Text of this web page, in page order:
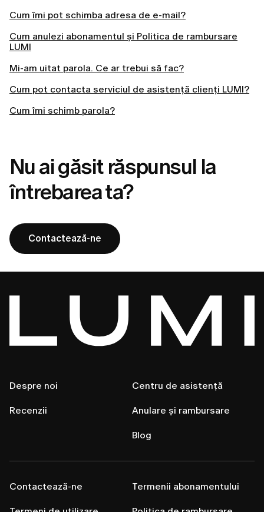
Cum îmi pot schimba adresa de e-mail?
Cum anulezi abonamentul și Politica de rambursare
LUMI
Mi-am uitat parola. Ce ar trebui să fac?
Cum pot contacta serviciul de asistență clienți LUMI?
Cum îmi schimb parola?
Nu ai găsit răspunsul la
întrebarea ta?
Contactează-ne
Despre noi
Recenzii
Centru de asistență
Anulare și rambursare
Blog
Contactează-ne Termenii abonamentului